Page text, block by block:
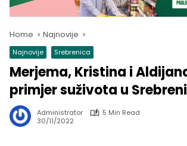
Home Najnovije
Najnovije Srebrenica
Merjema, Kristina i
primjer suživota u
Administrator
5 Min Read
30/11/2022